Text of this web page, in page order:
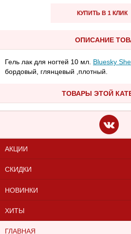
КУПИТЬ В 1 КЛИК
ОПИСАНИЕ
Гель лак для ногтей 10 мл. Bluesky
бордовый, глянцевый ,плотный.
ТОВАРЫ ЭТОЙ
АКЦИИ
СКИДКИ
НОВИНКИ
ХИТЫ
ГЛАВНАЯ